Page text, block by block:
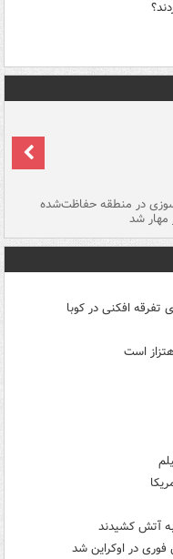
در منطقه حفاظت‌شده
مهار شد
تفرقه افکنی در کوبا
است
آتش کشیدند
در اوکراین شد